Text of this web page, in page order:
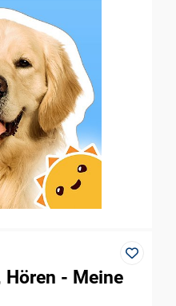
Hören - Meine